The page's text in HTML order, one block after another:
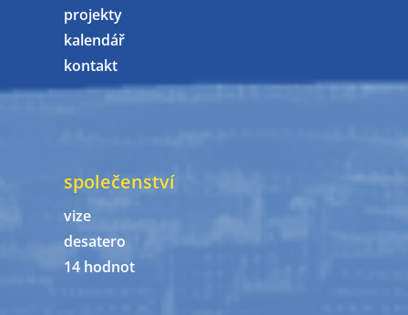
projekty
kalendář
kontakt
společenství
vize
desatero
14 hodnot